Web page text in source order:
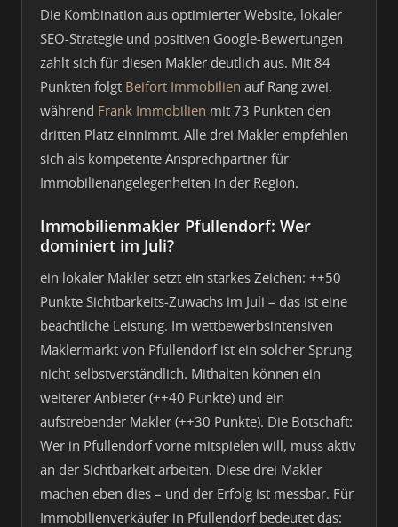
Die Kombination aus optimierter Website, lokaler
SEO-Strategie und positiven Google-Bewertungen
zahlt sich für diesen Makler deutlich aus. Mit 84
Punkten folgt Beifort Immobilien auf Rang zwei,
während Frank Immobilien mit 73 Punkten den
dritten Platz einnimmt. Alle drei Makler empfehlen
sich als kompetente Ansprechpartner für
Immobilienangelegenheiten in der Region.
Immobilienmakler Pfullendorf: Wer
dominiert im Juli?
ein lokaler Makler setzt ein starkes Zeichen: ++50
Punkte Sichtbarkeits-Zuwachs im Juli – das ist eine
beachtliche Leistung. Im wettbewerbsintensiven
Maklermarkt von Pfullendorf ist ein solcher Sprung
nicht selbstverständlich. Mithalten können ein
weiterer Anbieter (++40 Punkte) und ein
aufstrebender Makler (++30 Punkte). Die Botschaft:
Wer in Pfullendorf vorne mitspielen will, muss aktiv
an der Sichtbarkeit arbeiten. Diese drei Makler
machen eben dies – und der Erfolg ist messbar. Für
Immobilienverkäufer in Pfullendorf bedeutet das: